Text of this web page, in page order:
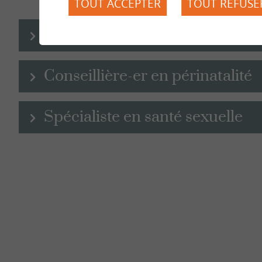
Conseillière-er en périnatalité
Spécialiste en santé sexuelle
TOUT ACCEPTER TOUT